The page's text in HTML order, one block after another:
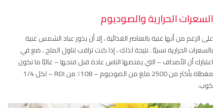
السعرات الحرارية والصوديوم
على الرغم من أنها غنية بالعناصر الغذائية ، إلا أن بذور عباد الشمس غنية
بالسعرات الحرارية نسبيًا . نتيجة لذلك ، إذا كنت تراقب تناول الملح ، ضع في
اعتبارك أن الأصداف – التي يمتصها الناس عادة قبل فتحها – غالبًا ما تكون
مغطاة بأكثر من 2500 ملغ من الصوديوم – 108٪ من RDI – لكل 1/4
كوب.